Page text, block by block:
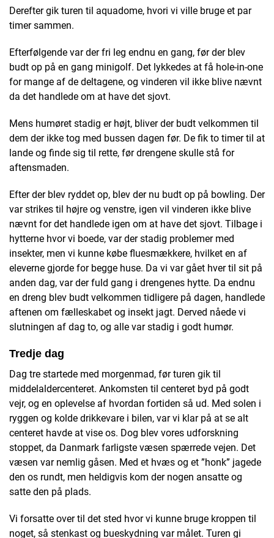
Derefter gik turen til aquadome, hvori vi ville bruge et par
timer sammen.
Efterfølgende var der fri leg endnu en gang, før der blev
budt op på en gang minigolf. Det lykkedes at få hole-in-one
for mange af de deltagene, og vinderen vil ikke blive nævnt
da det handlede om at have det sjovt.
Mens humøret stadig er højt, bliver der budt velkommen til
dem der ikke tog med bussen dagen før. De fik to timer til at
lande og finde sig til rette, før drengene skulle stå for
aftensmaden.
Efter der blev ryddet op, blev der nu budt op på bowling. Der
var strikes til højre og venstre, igen vil vinderen ikke blive
nævnt for det handlede igen om at have det sjovt. Tilbage i
hytterne hvor vi boede, var der stadig problemer med
insekter, men vi kunne købe fluesmækkere, hvilket en af
eleverne gjorde for begge huse. Da vi var gået hver til sit på
anden dag, var der fuld gang i drengenes hytte. Da endnu
en dreng blev budt velkommen tidligere på dagen, handlede
aftenen om fælleskabet og insekt jagt. Derved nåede vi
slutningen af dag to, og alle var stadig i godt humør.
Tredje dag
Dag tre startede med morgenmad, før turen gik til
middelaldercenteret. Ankomsten til centeret byd på godt
vejr, og en oplevelse af hvordan fortiden så ud. Med solen i
ryggen og kolde drikkevare i bilen, var vi klar på at se alt
centeret havde at vise os. Dog blev vores udforskning
stoppet, da Danmark farligste væsen spærrede vejen. Det
væsen var nemlig gåsen. Med et hvæs og et ”honk” jagede
den os rundt, men heldigvis kom der nogen ansatte og
satte den på plads.
Vi forsatte over til det sted hvor vi kunne bruge kroppen til
noget, så stenkast og bueskydning var målet. Turen gi